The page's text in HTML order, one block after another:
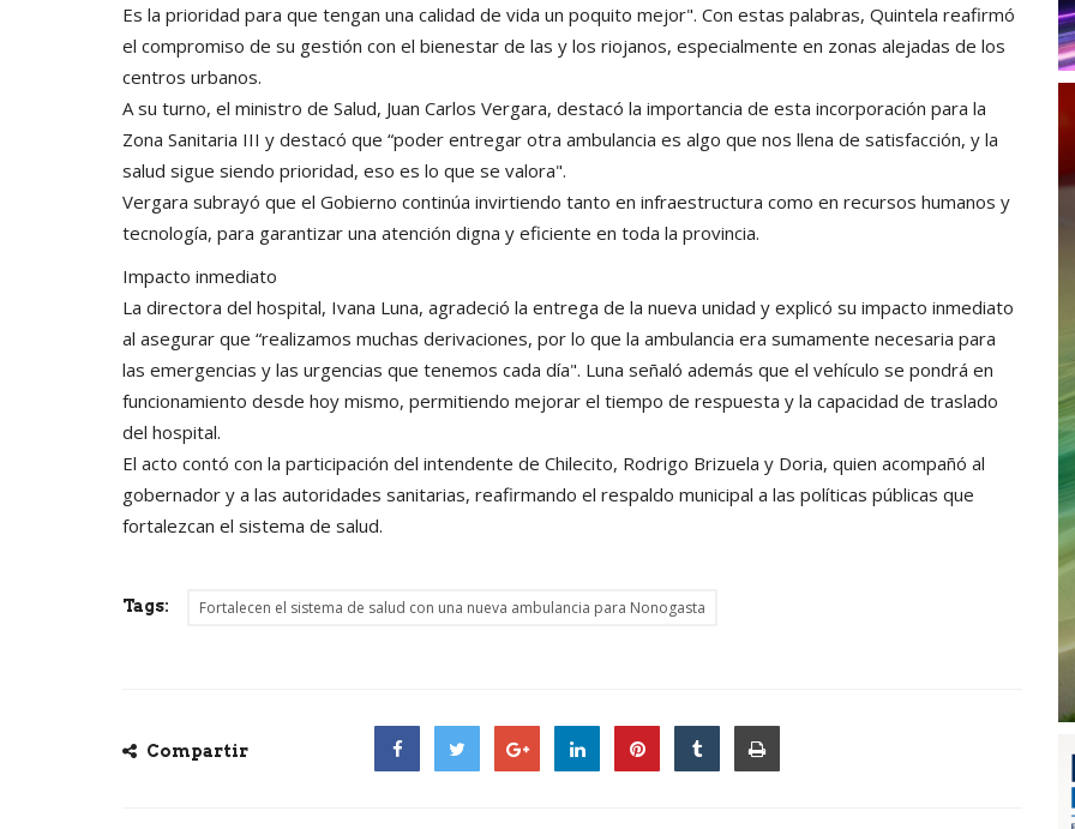
Es la prioridad para que tengan una calidad de vida un poquito mejor". Con estas palabras, Quintela reafirmó
el compromiso de su gestión con el bienestar de las y los riojanos, especialmente en zonas alejadas de los
centros urbanos.
A su turno, el ministro de Salud, Juan Carlos Vergara, destacó la importancia de esta incorporación para la
Zona Sanitaria III y destacó que “poder entregar otra ambulancia es algo que nos llena de satisfacción, y la
salud sigue siendo prioridad, eso es lo que se valora".
Vergara subrayó que el Gobierno continúa invirtiendo tanto en infraestructura como en recursos humanos y
tecnología, para garantizar una atención digna y eficiente en toda la provincia.
Impacto inmediato
La directora del hospital, Ivana Luna, agradeció la entrega de la nueva unidad y explicó su impacto inmediato
al asegurar que “realizamos muchas derivaciones, por lo que la ambulancia era sumamente necesaria para
las emergencias y las urgencias que tenemos cada día". Luna señaló además que el vehículo se pondrá en
funcionamiento desde hoy mismo, permitiendo mejorar el tiempo de respuesta y la capacidad de traslado
del hospital.
El acto contó con la participación del intendente de Chilecito, Rodrigo Brizuela y Doria, quien acompañó al
gobernador y a las autoridades sanitarias, reafirmando el respaldo municipal a las políticas públicas que
fortalezcan el sistema de salud.
Tags: Fortalecen el sistema de salud con una nueva ambulancia para Nonogasta
Compartir